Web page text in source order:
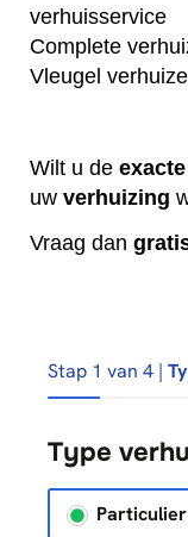
verhuisservice
Complete
Vleugel
Wilt u de exacte
uw verhuizing
Vraag dan